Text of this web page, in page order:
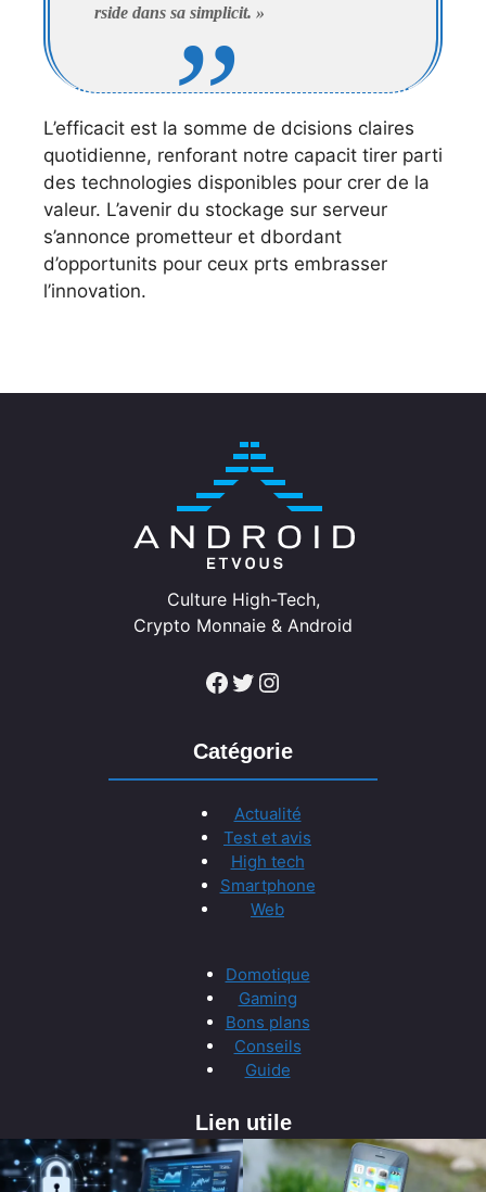
rside dans sa simplicit. »
L’efficacit est la somme de dcisions claires
quotidienne, renforant notre capacit tirer parti
des technologies disponibles pour crer de la
valeur. L’avenir du stockage sur serveur
s’annonce prometteur et dbordant
d’opportunits pour ceux prts embrasser
l’innovation.
Culture High-Tech,
Crypto Monnaie & Android
Facebook Twitter Instagram
Catégorie
Actualité
Test et avis
High tech
Smartphone
Web
Domotique
Gaming
Bons plans
Conseils
Guide
Lien utile